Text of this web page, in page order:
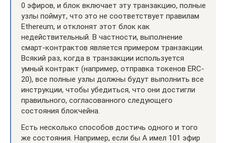
0 эфиров, и блок включает эту транзакцию, полные
узлы поймут, что это не соответствует правилам
Ethereum, и отклонят этот блок как
недействительный. В частности, выполнение
смарт-контрактов является примером транзакции.
Всякий раз, когда в транзакции используется
умный контракт (например, отправка токенов ERC-
20), все полные узлы должны будут выполнить все
инструкции, чтобы убедиться, что они достигли
правильного, согласованного следующего
состояния блокчейна.
Есть несколько способов достичь одного и того
же состояния. Например, если бы А имел 101 эфир